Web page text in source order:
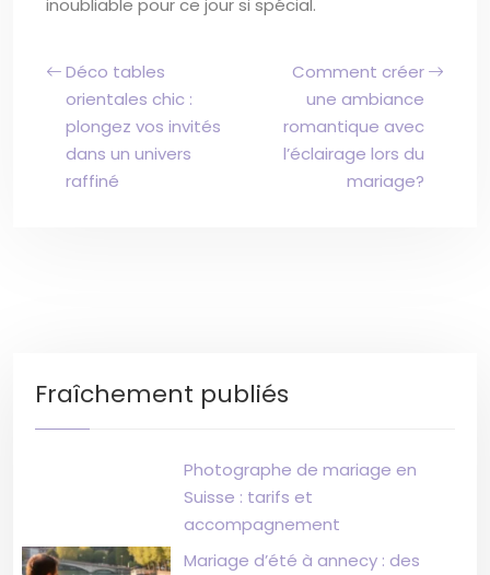
inoubliable pour ce jour si spécial.
Déco tables
orientales chic :
plongez vos invités
dans un univers
raffiné
Comment créer
une ambiance
romantique avec
l’éclairage lors du
mariage?
Fraîchement publiés
Photographe de mariage en
Suisse : tarifs et
accompagnement
Mariage d’été à annecy : des